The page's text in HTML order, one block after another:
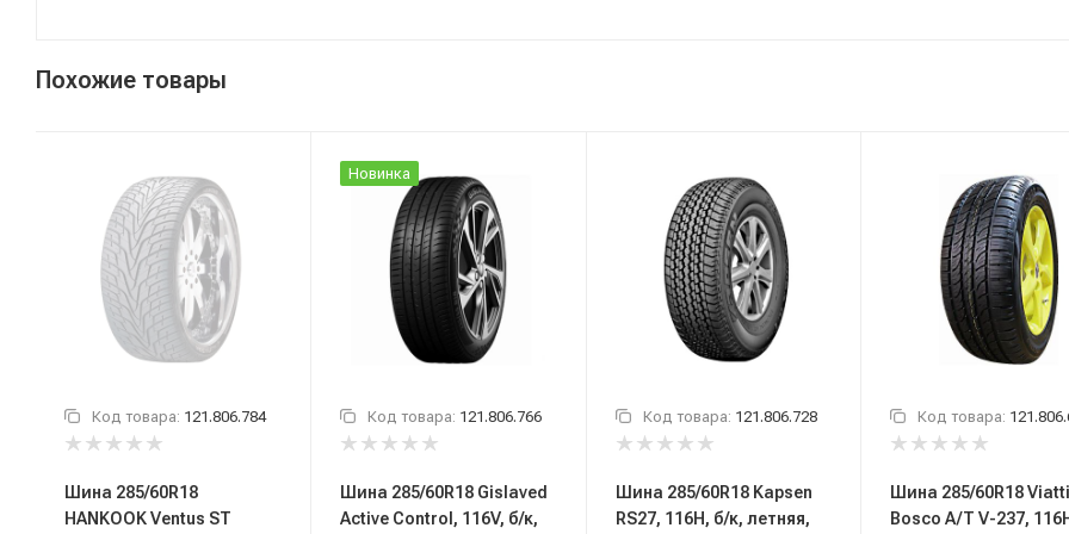
Похожие товары
Код товара: 121.806.784
Шина 285/60R18
HANKOOK Ventus ST
Новинка
Код товара: 121.806.766
Шина 285/60R18 Gislaved
Active Control, 116V, б/к,
Код товара: 121.806.728
Шина 285/60R18 Kapsen
RS27, 116H, б/к, летняя,
Код товара:
Шина 285/60R18
Bosco A/T V-237,